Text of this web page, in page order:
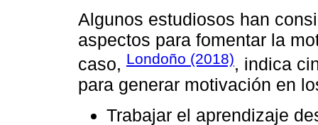
Algunos estudiosos han
aspectos para fomentar la
caso, Londoño (2018), indica
para generar motivación en
Trabajar el aprendizaje